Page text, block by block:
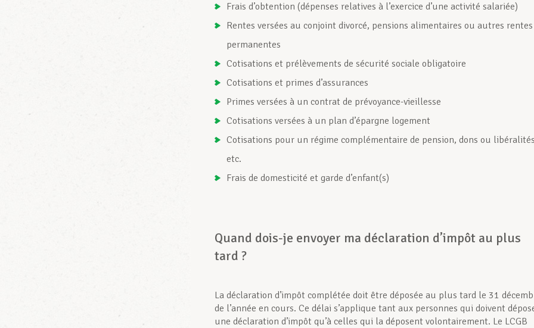
Frais d’obtention (dépenses relatives à l’exercice d’une activité salariée)
Rentes versées au conjoint divorcé, pensions alimentaires ou autres rentes
permanentes
Cotisations et prélèvements de sécurité sociale obligatoire
Cotisations et primes d’assurances
Primes versées à un contrat de prévoyance-vieillesse
Cotisations versées à un plan d’épargne logement
Cotisations pour un régime complémentaire de pension, dons ou
etc.
Frais de domesticité et garde d’enfant(s)
Quand dois-je envoyer ma déclaration d’impôt au plus
tard ?
La déclaration d’impôt complétée doit être déposée au plus tard le 31
de l’année en cours. Ce délai s’applique tant aux personnes qui doivent
une déclaration d’impôt qu’à celles qui la déposent volontairement. Le LCGB